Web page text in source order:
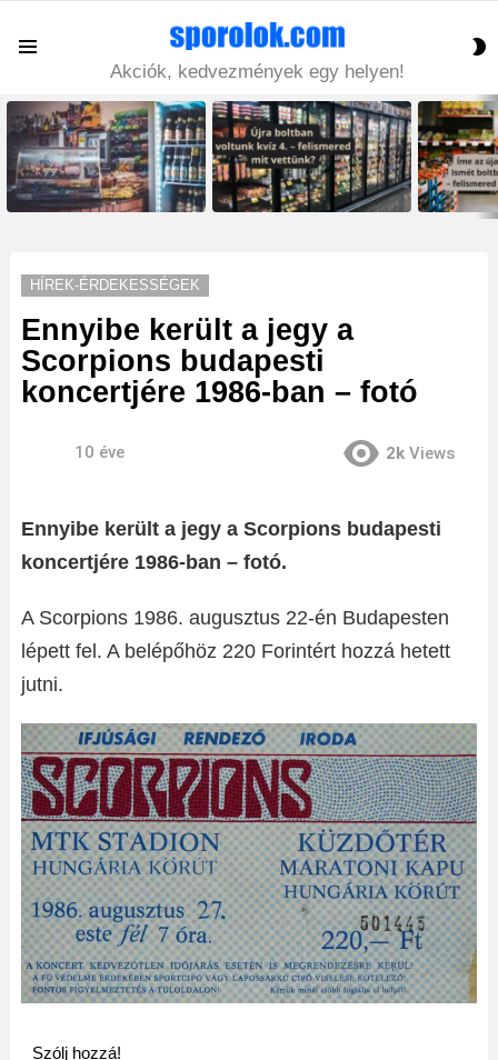
Akciók, kedvezmények egy helyen!
LATEST
STORIES
HÍREK-ÉRDEKESSÉGEK
Ennyibe került a jegy a
Scorpions budapesti
koncertjére 1986-ban – fotó
10 éve 2k Views
Ennyibe került a jegy a Scorpions budapesti
koncertjére 1986-ban – fotó.
A Scorpions 1986. augusztus 22-én Budapesten
lépett fel. A belépőhöz 220 Forintért hozzá hetett
jutni.
Szólj hozzá!